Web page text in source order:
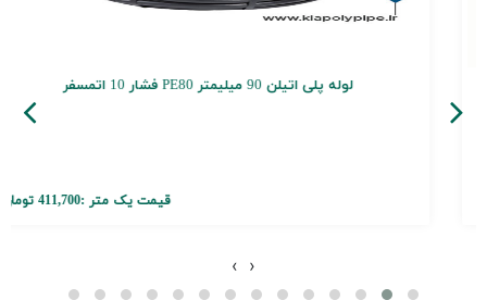
لوله پلی اتیلن 90 میلیمتر PE80 فشار 10 اتمسفر
قیمت یک متر :411,700 تومان
‹
›